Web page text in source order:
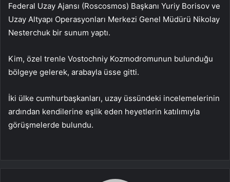
Federal Uzay Ajansı (Roscosmos) Başkanı Yuriy Borisov ve
Uzay Altyapı Operasyonları Merkezi Genel Müdürü Nikolay
Nesterchuk bir sunum yaptı.
Kim, özel trenle Vostochniy Kozmodromunun bulunduğu
bölgeye gelerek, arabayla üsse gitti.
İki ülke cumhurbaşkanları, uzay üssündeki incelemelerinin
ardından kendilerine eşlik eden heyetlerin katılımıyla
görüşmelerde bulundu.